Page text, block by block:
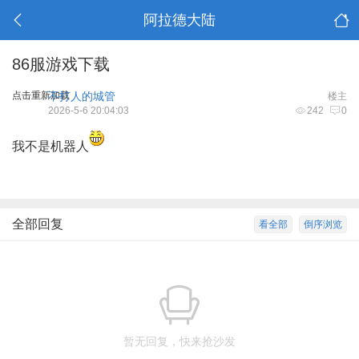
阿拉德大陆
86服游戏下载
点击重新加载 楼主
不打人的城管
242 0
2026-5-6 20:04:03
我不是机器人
倒序浏览
看全部
全部回复
暂无回复，快来抢沙发